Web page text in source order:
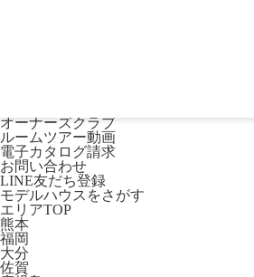
オーナーズクラブ
ルームツアー動画
電子カタログ請求
お問い合わせ
LINE友だち登録
モデルハウスをさがす
エリアTOP
熊本
福岡
大分
佐賀